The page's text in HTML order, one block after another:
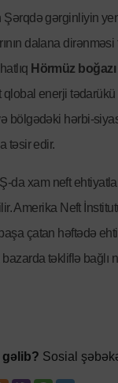
Şərqdə gərginliyin
dalana
Hörmüz boğazı
qlobal enerji
bölgədəki hərbi-
təsir edir.
da xam neft
Amerika Neft
çatan həftədə
təkliflə bağlı
gəlib? Sosial